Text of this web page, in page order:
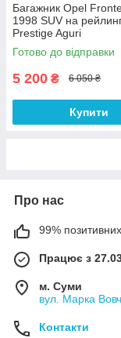
Багажник Opel
1998 SUV на
Prestige Aguri
Готово до відправки
5 200 ₴ 6 050 ₴
Купити
Про нас
99% позитивних
Працює з
м. Суми
вул. Марка
Контакти